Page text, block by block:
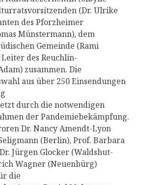
(Dr. Ulrike
des Pforzheimer
Münstermann), dem
Gemeinde (Rami
des Reuchlin-
zusammen. Die
aus über 250 Einsendungen
durch die notwendigen
der Pandemiebekämpfung.
Dr. Nancy Amendt-Lyon
(Berlin), Prof. Barbara
Jürgen Glocker (Waldshut-
Wagner (Neuenbürg)
die